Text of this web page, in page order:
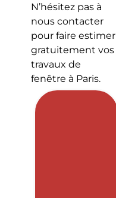
N’hésitez pas à
nous contacter
pour faire estimer
gratuitement vos
travaux de
fenêtre à Paris.